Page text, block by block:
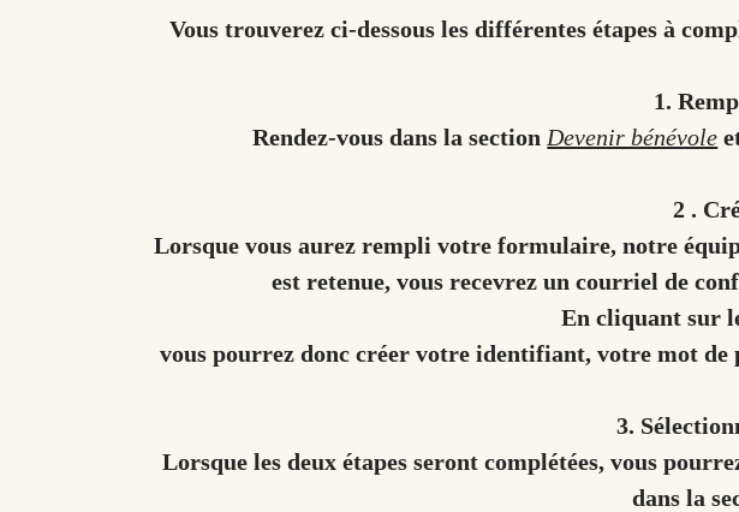
Vous trouverez ci-dessous les différentes étapes à
1.
Rendez-vous dans la section Devenir bénévole
2 .
Lorsque vous aurez rempli votre formulaire, notre
est retenue, vous recevrez un courriel de
En cliquant sur
vous pourrez donc créer votre identifiant, votre mot de
3.
Lorsque les deux étapes seront complétées, vous
dans la